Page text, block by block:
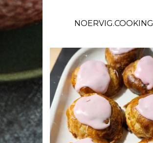
NOERVIG.COOKING